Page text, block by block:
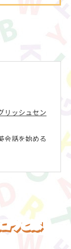
リッシュセン
会話を始める
隠れた費用
充実の教室を
ツとは